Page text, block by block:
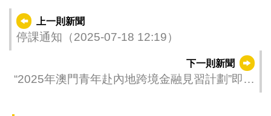
上一則新聞
停課通知（2025-07-18 12:19）
下一則新聞
“2025年澳門青年赴內地跨境金融見習計劃”即日